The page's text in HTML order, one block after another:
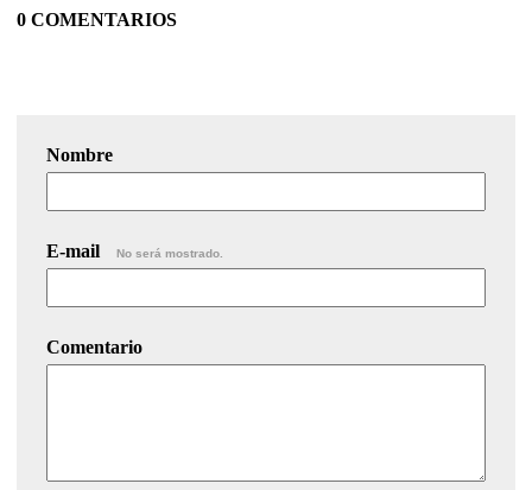
0 COMENTARIOS
Nombre
E-mail No será mostrado.
Comentario